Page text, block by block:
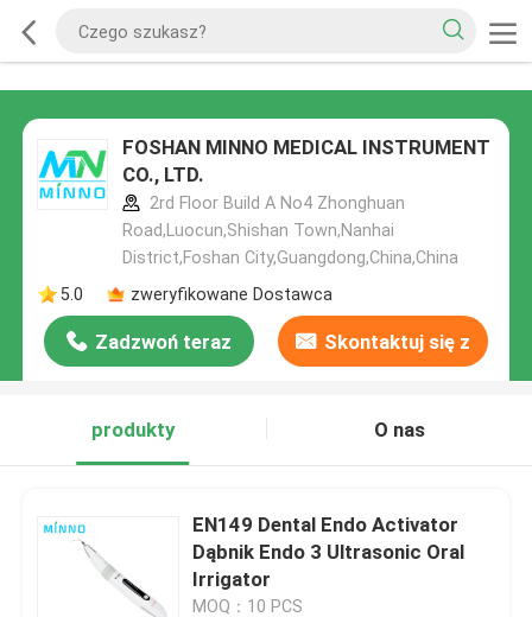
FOSHAN MINNO MEDICAL INSTRUMENT
CO., LTD.
2rd Floor Build A No4 Zhonghuan
Road,Luocun,Shishan Town,Nanhai
District,Foshan City,Guangdong,China,China
5.0
zweryfikowane Dostawca
Zadzwoń teraz Skontaktuj się z
produkty
O nas
EN149 Dental Endo Activator
Dąbnik Endo 3 Ultrasonic Oral
Irrigator
MOQ：10 PCS